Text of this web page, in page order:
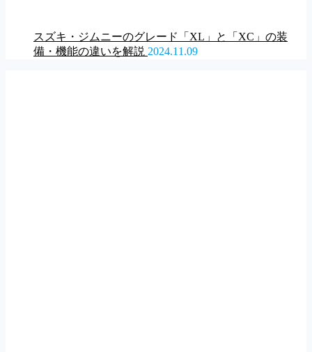
スズキ・ジムニーのグレード「XL」と「XC」の装
備・機能の違いを解説 2024.11.09